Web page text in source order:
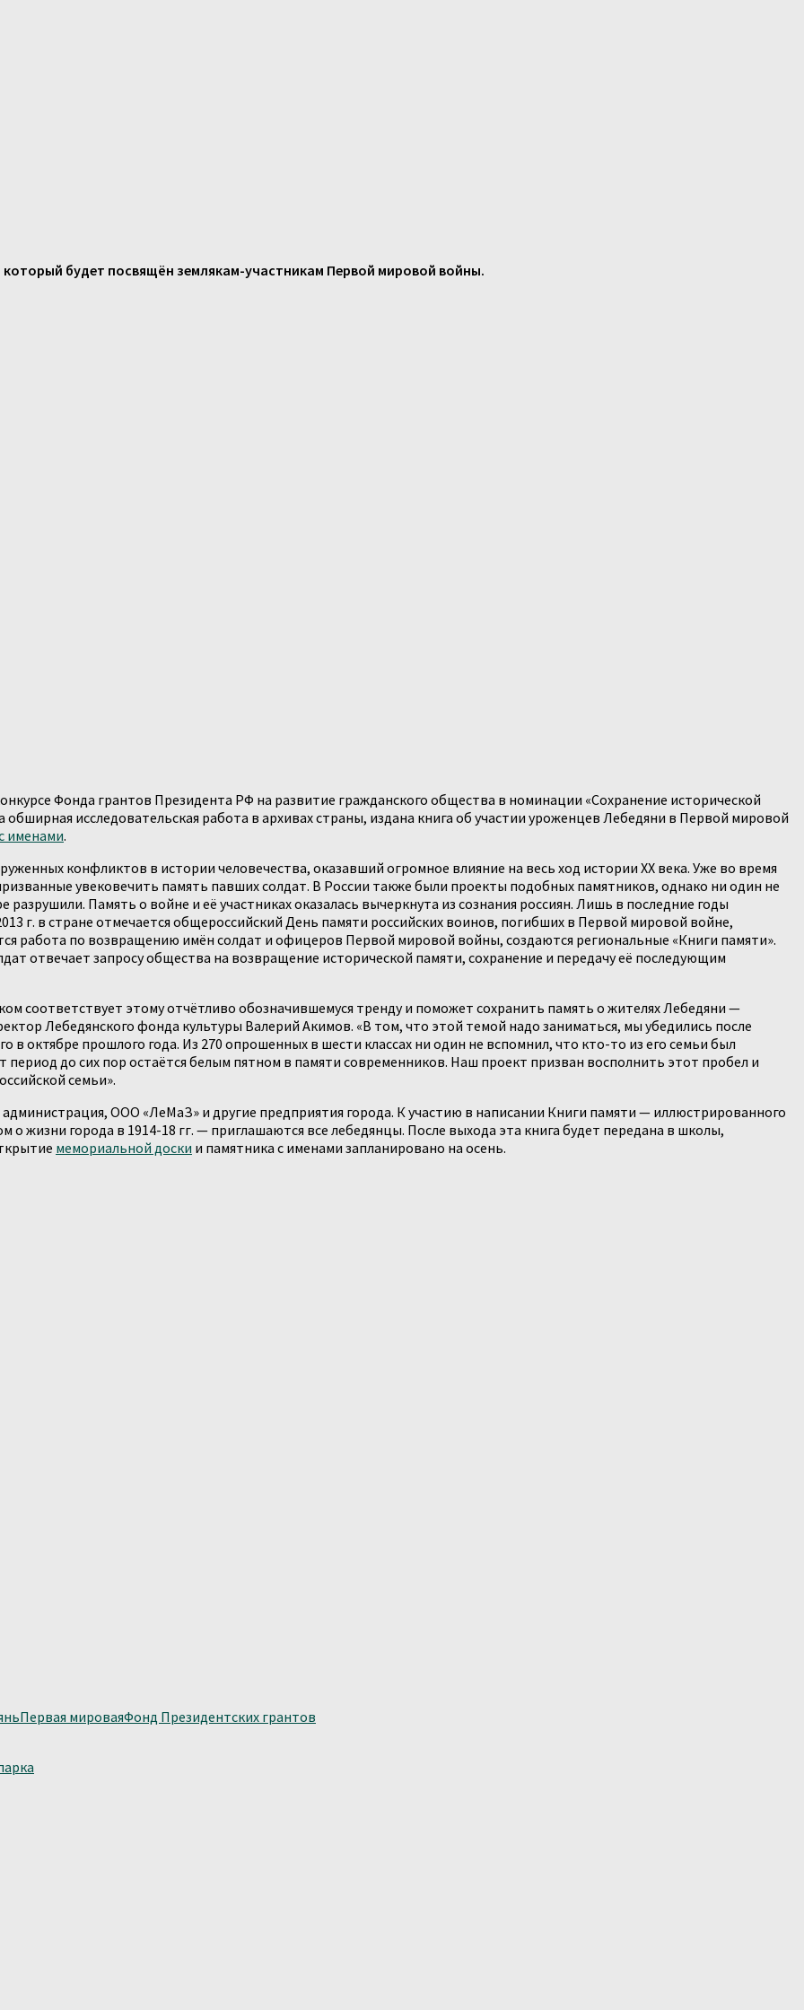
будет посвящён землякам-участникам Первой мировой войны.
Фонда грантов Президента РФ на развитие гражданского общества в номинации «Сохранение исторической
обширная исследовательская работа в архивах страны, издана книга об участии уроженцев Лебедяни в Первой мировой
именами.
конфликтов в истории человечества, оказавший огромное влияние на весь ход истории ХХ века. Уже во время
увековечить память павших солдат. В России также были проекты подобных памятников, однако ни один не
Память о войне и её участниках оказалась вычеркнута из сознания россиян. Лишь в последние годы
г. в стране отмечается общероссийский День памяти российских воинов, погибших в Первой мировой войне,
работа по возвращению имён солдат и офицеров Первой мировой войны, создаются региональные «Книги памяти».
отвечает запросу общества на возвращение исторической памяти, сохранение и передачу её последующим
соответствует этому отчётливо обозначившемуся тренду и поможет сохранить память о жителях Лебедяни —
Лебедянского фонда культуры Валерий Акимов. «В том, что этой темой надо заниматься, мы убедились после
в октябре прошлого года. Из 270 опрошенных в шести классах ни один не вспомнил, что кто-то из его семьи был
до сих пор остаётся белым пятном в памяти современников. Наш проект призван восполнить этот пробел и
семьи».
ООО «ЛеМаЗ» и другие предприятия города. К участию в написании Книги памяти — иллюстрированного
жизни города в 1914-18 гг. — приглашаются все лебедянцы. После выхода эта книга будет передана в школы,
мемориальной доски и памятника с именами запланировано на осень.
Первая мироваяФонд Президентских грантов